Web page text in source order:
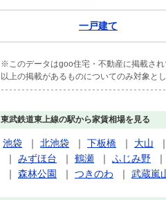
一戸建て
※このデータはgoo住宅・不動産に掲載さ
以上の掲載があるものについてのみ対象とし
東武鉄道東上線の駅から家賃相場を見る
池袋 ｜ 北池袋 ｜ 下板橋 ｜ 大山 ｜
｜ みずほ台 ｜ 鶴瀬 ｜ ふじみ野 ｜
｜ 森林公園 ｜ つきのわ ｜ 武蔵嵐